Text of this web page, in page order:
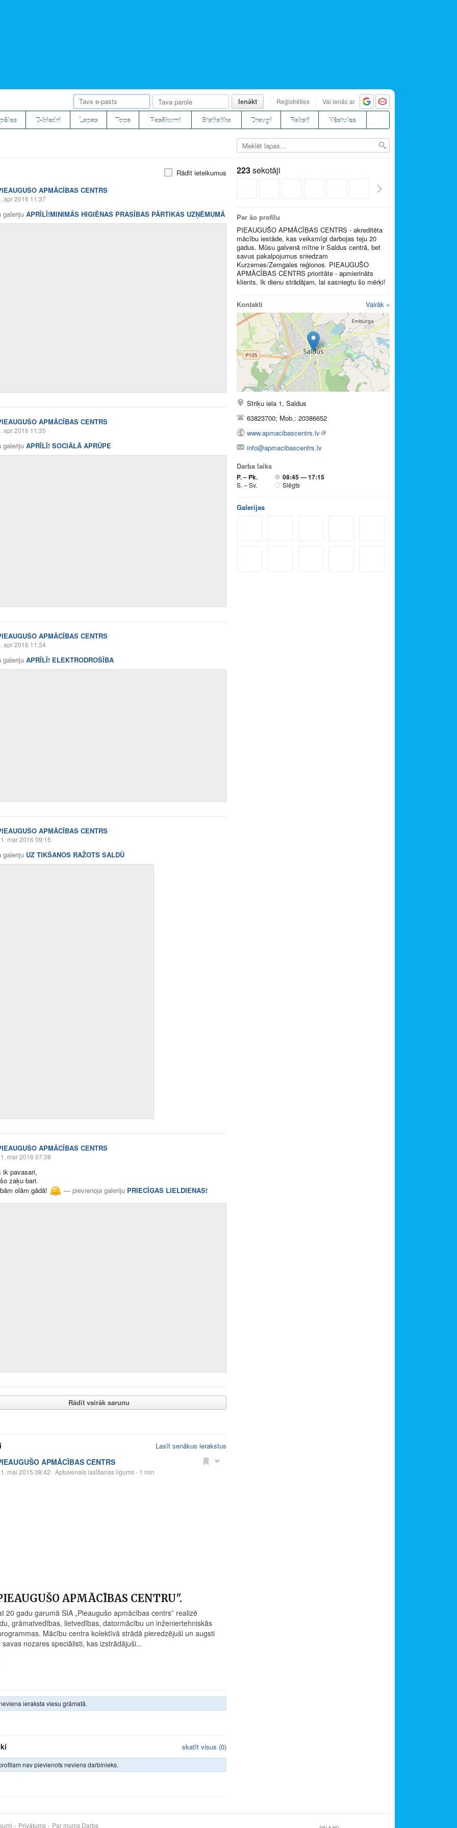
Ienākt Reģistrēties Vai ienāc ar
D-biedri Lapas Tops Pasākumi Statistika Draugi Raksti Vēstules
Rādīt ieteikumus
APMĀCĪBAS CENTRS
apr 2016 11:37
galeriju APRĪLĪ!MINIMĀS HIGIĒNAS PRASĪBAS PĀRTIKAS UZŅĒMUMĀ
APMĀCĪBAS CENTRS
apr 2016 11:35
galeriju APRĪLĪ! SOCIĀLĀ APRŪPE
APMĀCĪBAS CENTRS
apr 2016 11:34
galeriju APRĪLĪ! ELEKTRODROŠĪBA
APMĀCĪBAS CENTRS
mar 2016 09:15
galeriju UZ TIKŠANOS RAŽOTS SALDŪ
APMĀCĪBAS CENTRS
mar 2016 07:38
ik pavasari,
zaķu bari.
olām gādā!
— pievienoja galeriju PRIECĪGAS LIELDIENAS!
Rādīt vairāk sarunu
Lasīt senākus ierakstus
APMĀCĪBAS CENTRS
mai 2015 08:42 · Aptuvenais lasīšanas ilgums - 1 min
APMĀCĪBAS CENTRU".
20 gadu garumā SIA „Pieaugušo apmācības centrs” realizē
grāmatvedības, lietvedības, datormācību un inženiertehniskās
Mācību centra kolektīvā strādā pieredzējuši un augsti
savas nozares speciālisti, kas izstrādājuši...
ieraksta viesu grāmatā.
skatīt visus (0)
nav pievienots neviens darbinieks.
223sekotāji
Par šo profilu
PIEAUGUŠO APMĀCĪBAS CENTRS - akreditēta
mācību iestāde, kas veiksmīgi darbojas teju 20
gadus. Mūsu galvenā mītne ir Saldus centrā, bet
savus pakalpojumus sniedzam
Kurzemes/Zemgales reģionos. PIEAUGUŠO
APMĀCĪBAS CENTRS prioritāte - apmierināts
klients. Ik dienu strādājam, lai sasniegtu šo mērķi!
Kontakti Vairāk »
Striķu iela 1, Saldus
63823700; Mob.: 20386652
www.apmacibascentrs.lv
info@apmacibascentrs.lv
Darba laiks
P. – Pk. 08:45 — 17:15
S. – Sv. Slēgts
Galerijas
Privātums Par mums Darbs